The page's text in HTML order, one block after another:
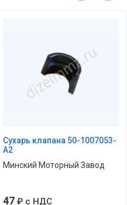
Сухарь клапана 50-1007053-
А2
Минский Моторный Завод
47 ₽ с НДС